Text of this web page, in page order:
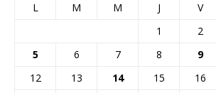
L M M J V
1
2
5
6 7 8 9
12
13 14 15 16